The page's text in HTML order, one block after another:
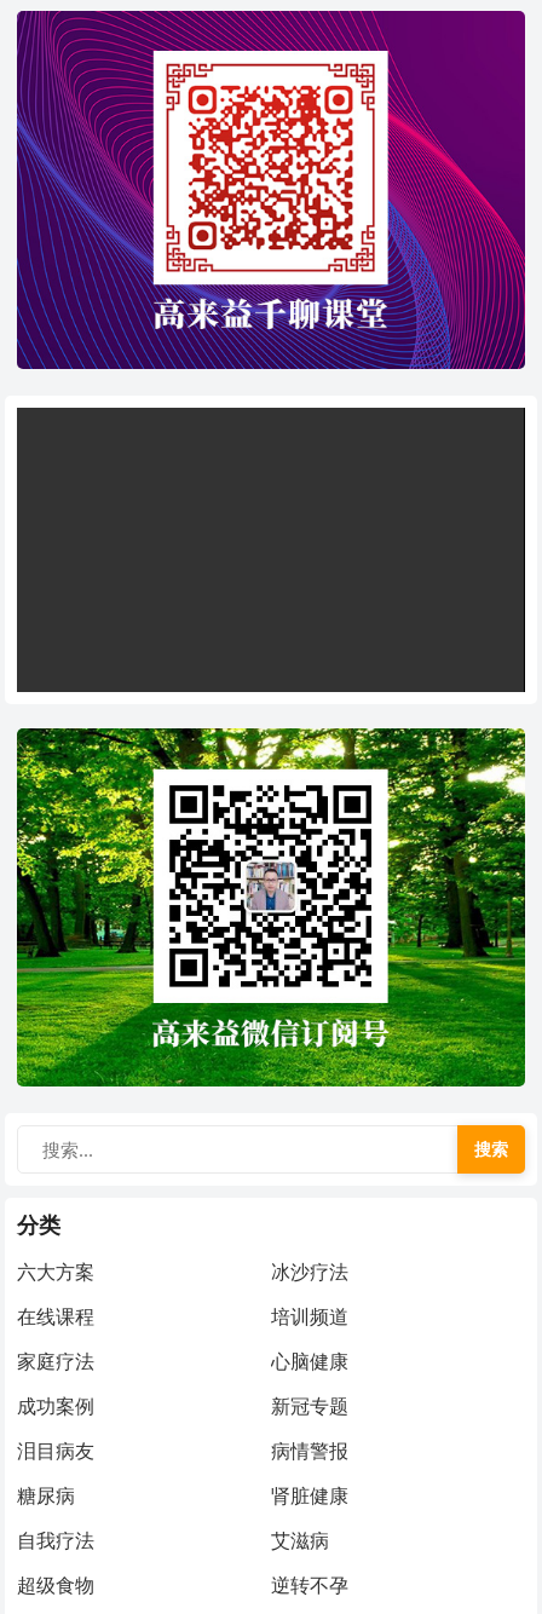
搜索
分类
六大方案
冰沙疗法
在线课程
培训频道
家庭疗法
心脑健康
成功案例
新冠专题
泪目病友
病情警报
糖尿病
肾脏健康
自我疗法
艾滋病
超级食物
逆转不孕